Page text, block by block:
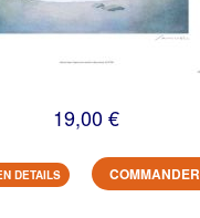
19,00 €
DETAILS COMMANDER